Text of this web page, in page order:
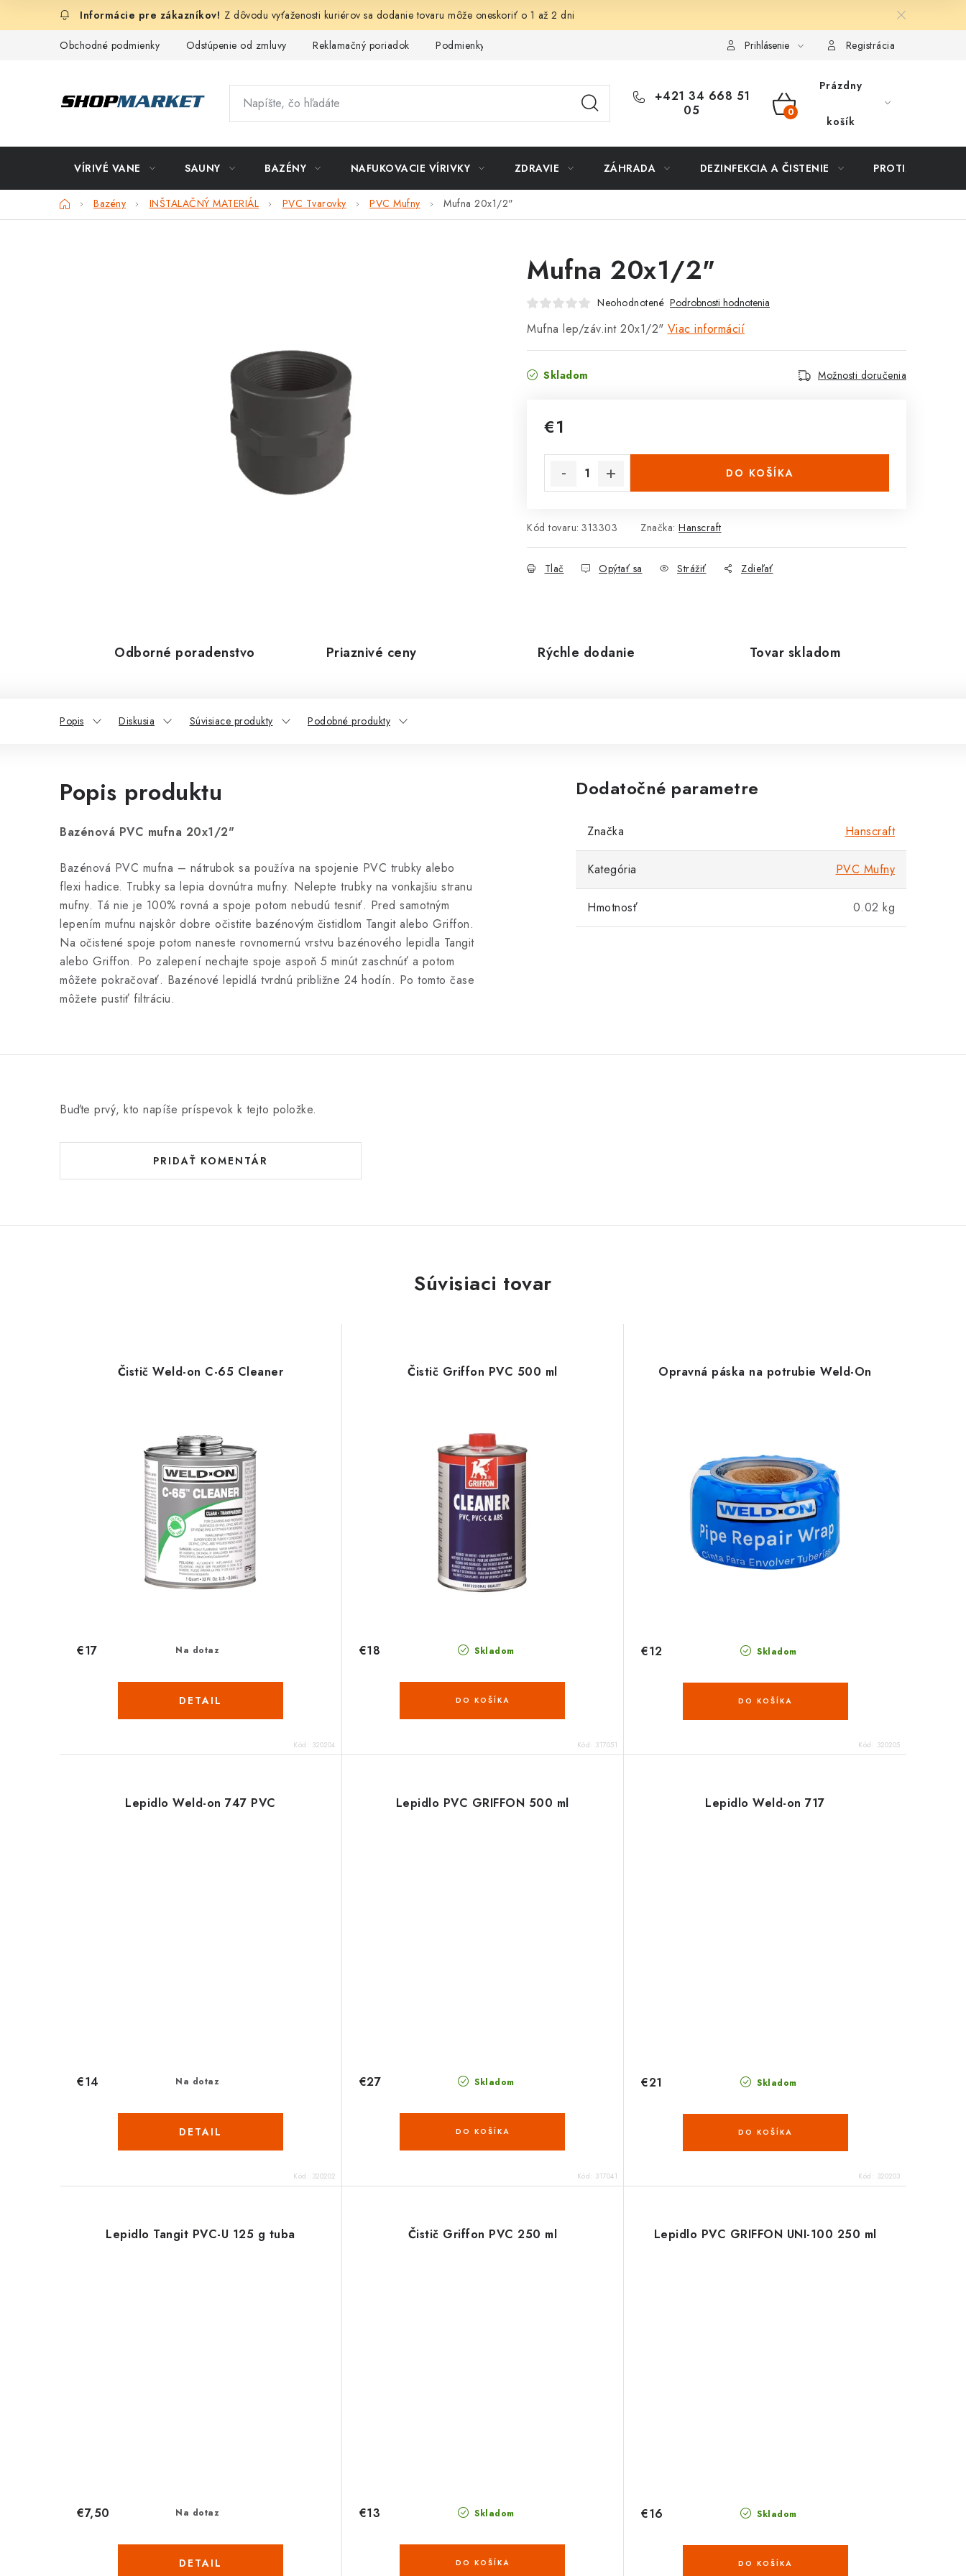
Z dôvodu vyťaženosti kuriérov sa dodanie tovaru môže oneskoriť o 1 až 2 dni
Obchodné podmienky Odstúpenie od zmluvy Reklamačný poriadok Podmienky ochrany osobných údajov Spôsob dopravy a platby Vernostný program Moja objednávka
Prihlásenie Registrácia
+421 34 668 51
05
NÁKUPNÝ
Prázdny
košík
VÍRIVÉ VANE SAUNY BAZÉNY NAFUKOVACIE VÍRIVKY ZDRAVIE ZÁHRADA DEZINFEKCIA A ČISTENIE
DomovBazény INŠTALAČNÝ MATERIÁL PVC Tvarovky PVC Mufny Mufna 20x1/2"
Mufna 20x1/2"
Neohodnotené Podrobnosti hodnotenia
Mufna lep/záv.int 20x1/2" Viac informácií
Skladom Možnosti doručenia
€1
DO KOŠÍKA
Kód tovaru: 313303 Značka: Hanscraft
Tlač Opýtať sa Strážiť Zdieľať
Odborné poradenstvo Priaznivé ceny Rýchle dodanie Tovar skladom
Popis Diskusia Súvisiace produkty Podobné produkty
Popis produktu
Bazénová PVC mufna 20x1/2"
Bazénová PVC mufna – nátrubok sa používa na spojenie PVC trubky alebo
flexi hadice. Trubky sa lepia dovnútra mufny. Nelepte trubky na vonkajšiu stranu
mufny. Tá nie je 100% rovná a spoje potom nebudú tesniť. Pred samotným
lepením mufnu najskôr dobre očistite bazénovým čistidlom Tangit alebo Griffon.
Na očistené spoje potom naneste rovnomernú vrstvu bazénového lepidla Tangit
alebo Griffon. Po zalepení nechajte spoje aspoň 5 minút zaschnúť a potom
môžete pokračovať. Bazénové lepidlá tvrdnú približne 24 hodín. Po tomto čase
môžete pustiť filtráciu.
Dodatočné parametre
Značka Hanscraft
Kategória PVC Mufny
Hmotnosť 0.02 kg
Buďte prvý, kto napíše príspevok k tejto položke.
PRIDAŤ KOMENTÁR
Súvisiaci tovar
Čistič Weld-on C-65 Cleaner
Na dotaz
€17
DETAIL
Kód: 320204
Čistič Griffon PVC 500 ml
Skladom
€18
DO KOŠÍKA
Kód: 317051
Opravná páska na potrubie Weld-On
Skladom
€12
DO KOŠÍKA
Kód: 320205
Lepidlo Weld-on 747 PVC
Na dotaz
€14
DETAIL
Kód: 320202
Lepidlo PVC GRIFFON 500 ml
Skladom
€27
DO KOŠÍKA
Kód: 317041
Lepidlo Weld-on 717
Skladom
€21
DO KOŠÍKA
Kód: 320203
Lepidlo Tangit PVC-U 125 g tuba
Na dotaz
€7,50
DETAIL
Čistič Griffon PVC 250 ml
Skladom
€13
DO KOŠÍKA
Lepidlo PVC GRIFFON UNI-100 250 ml
Skladom
€16
DO KOŠÍKA